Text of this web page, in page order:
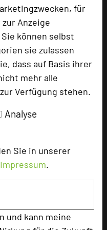
für
Anzeige
können selbst
sie zulassen
dass auf Basis ihrer
mehr alle
Verfügung stehen.
Analyse
Sie in unserer
Impressum.
und kann meine
7
Event
in den